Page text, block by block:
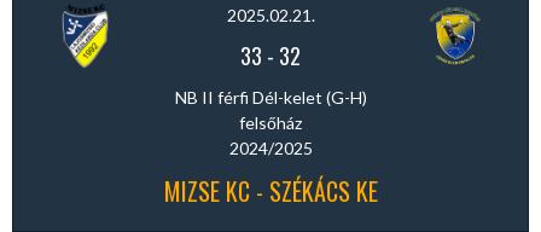
2025.02.21.
33 - 32
NB II férfi Dél-kelet (G-H)
felsőház
2024/2025
MIZSE KC - SZÉKÁCS KE